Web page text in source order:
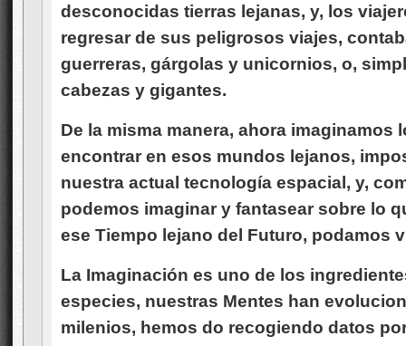
desconocidas tierras lejanas, y, los
regresar de sus peligrosos viajes,
guerreras, gárgolas y unicornios, o,
cabezas y gigantes.
De la misma manera, ahora imaginamos
encontrar en esos mundos lejanos,
nuestra actual tecnología espacial, y,
podemos imaginar y fantasear sobre lo
ese Tiempo lejano del Futuro, podamos
La Imaginación es uno de los
especies, nuestras Mentes han
milenios, hemos do recogiendo datos